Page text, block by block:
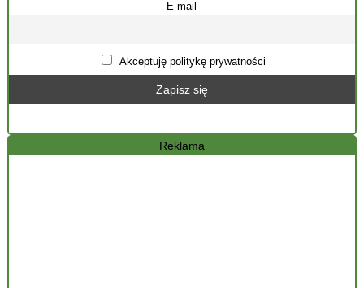
E-mail
Akceptuję politykę prywatności
Reklama